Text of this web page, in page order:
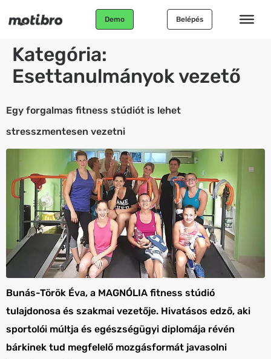
Demo Belépés
Kategória:
Esettanulmányok vezető
Egy forgalmas fitness stúdiót is lehet
stresszmentesen vezetni
Bunás-Török Éva, a MAGNÓLIA fitness stúdió
tulajdonosa és szakmai vezetője. Hivatásos edző, aki
sportolói múltja és egészségügyi diplomája révén
bárkinek tud megfelelő mozgásformát javasolni